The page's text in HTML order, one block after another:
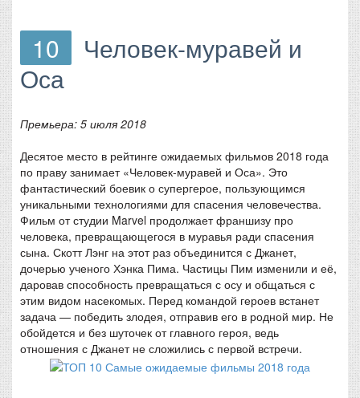
10
Человек-муравей и
Оса
Премьера: 5 июля 2018
Десятое место в рейтинге ожидаемых фильмов 2018 года
по праву занимает «Человек-муравей и Оса». Это
фантастический боевик о супергерое, пользующимся
уникальными технологиями для спасения человечества.
Фильм от студии Marvel продолжает франшизу про
человека, превращающегося в муравья ради спасения
сына. Скотт Лэнг на этот раз объединится с Джанет,
дочерью ученого Хэнка Пима. Частицы Пим изменили и её,
даровав способность превращаться с осу и общаться с
этим видом насекомых. Перед командой героев встанет
задача — победить злодея, отправив его в родной мир. Не
обойдется и без шуточек от главного героя, ведь
отношения с Джанет не сложились с первой встречи.